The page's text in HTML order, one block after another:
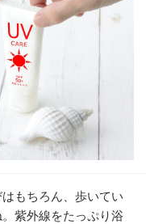
もちろん、歩いてい
紫外線をたっぷり浴